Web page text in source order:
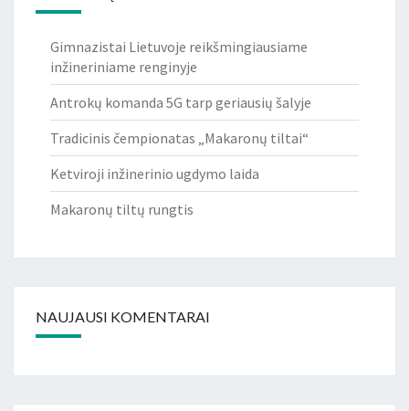
Gimnazistai Lietuvoje reikšmingiausiame
inžineriniame renginyje
Antrokų komanda 5G tarp geriausių šalyje
Tradicinis čempionatas „Makaronų tiltai“
Ketviroji inžinerinio ugdymo laida
Makaronų tiltų rungtis
NAUJAUSI KOMENTARAI